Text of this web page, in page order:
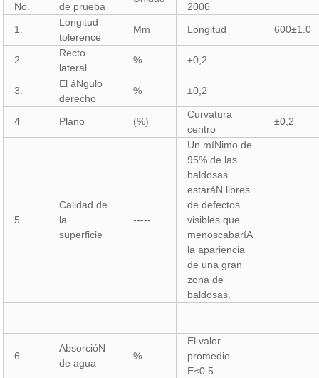
No. de prueba
2006
1.
Longitud
tolerence
Mm Longitud 600±1.0
2.
Recto
lateral
% ±0,2
3.
El áNgulo
derecho
% ±0,2
4 Plano (%)
Curvatura
centro
±0,2
5
Calidad de
la
superficie
-----
Un míNimo de
95% de las
baldosas
estaráN libres
de defectos
visibles que
menoscabaríA
la apariencia
de una gran
zona de
baldosas.
6
AbsorcióN
de agua
%
El valor
promedio
E≤0.5